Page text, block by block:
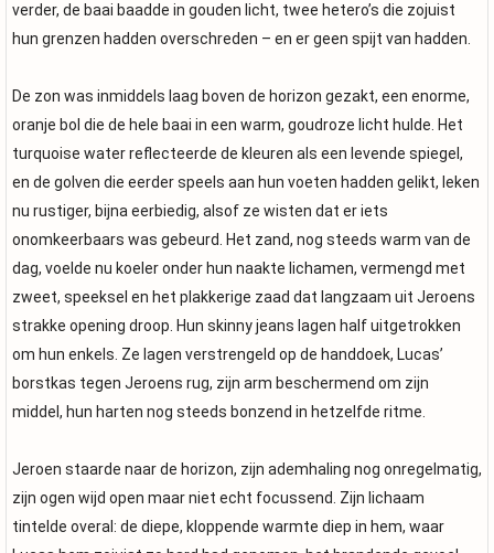
verder, de baai baadde in gouden licht, twee hetero’s die zojuist
hun grenzen hadden overschreden – en er geen spijt van hadden.
De zon was inmiddels laag boven de horizon gezakt, een enorme,
oranje bol die de hele baai in een warm, goudroze licht hulde. Het
turquoise water reflecteerde de kleuren als een levende spiegel,
en de golven die eerder speels aan hun voeten hadden gelikt, leken
nu rustiger, bijna eerbiedig, alsof ze wisten dat er iets
onomkeerbaars was gebeurd. Het zand, nog steeds warm van de
dag, voelde nu koeler onder hun naakte lichamen, vermengd met
zweet, speeksel en het plakkerige zaad dat langzaam uit Jeroens
strakke opening droop. Hun skinny jeans lagen half uitgetrokken
om hun enkels. Ze lagen verstrengeld op de handdoek, Lucas’
borstkas tegen Jeroens rug, zijn arm beschermend om zijn
middel, hun harten nog steeds bonzend in hetzelfde ritme.
Jeroen staarde naar de horizon, zijn ademhaling nog onregelmatig,
zijn ogen wijd open maar niet echt focussend. Zijn lichaam
tintelde overal: de diepe, kloppende warmte diep in hem, waar